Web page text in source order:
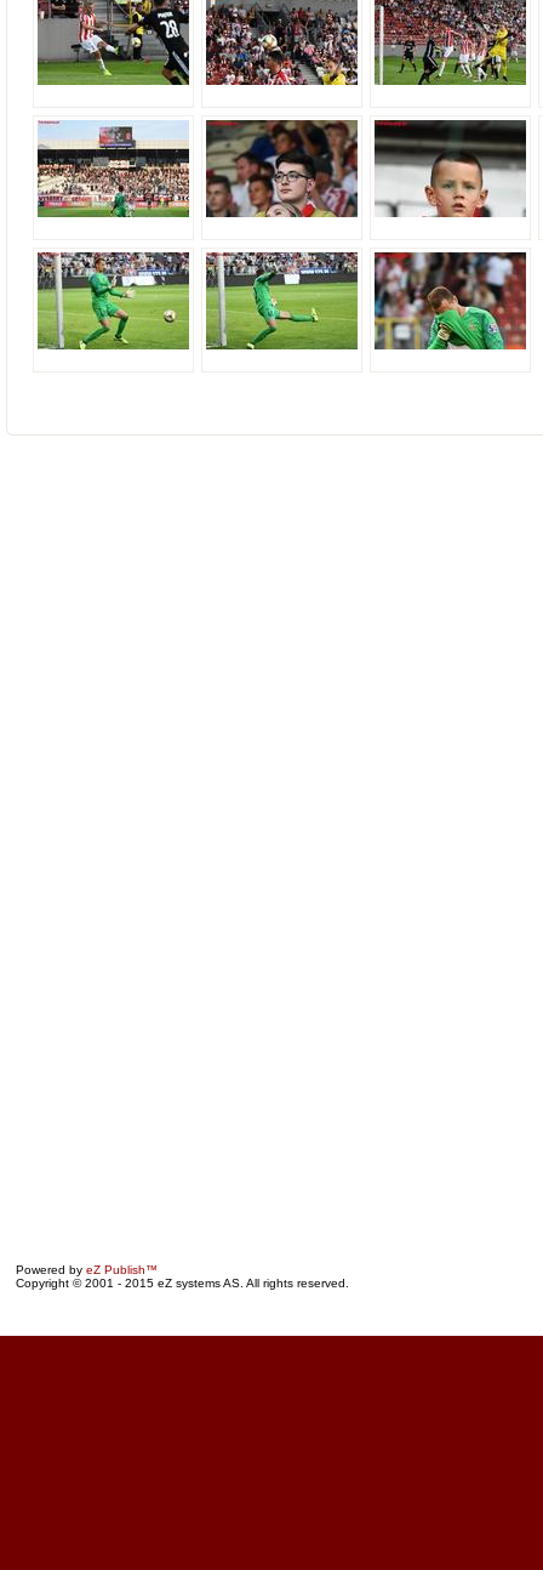
Powered by eZ Publish™
Copyright © 2001 - 2015 eZ systems AS. All rights reserved.